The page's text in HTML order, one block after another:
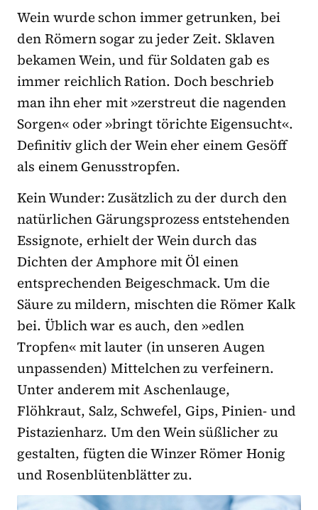
Wein wurde schon immer getrunken, bei
den Römern sogar zu jeder Zeit. Sklaven
bekamen Wein, und für Soldaten gab es
immer reichlich Ration. Doch beschrieb
man ihn eher mit »zerstreut die nagenden
Sorgen« oder »bringt törichte Eigensucht«.
Definitiv glich der Wein eher einem Gesöff
als einem Genusstropfen.
Kein Wunder: Zusätzlich zu der durch den
natürlichen Gärungsprozess entstehenden
Essignote, erhielt der Wein durch das
Dichten der Amphore mit Öl einen
entsprechenden Beigeschmack. Um die
Säure zu mildern, mischten die Römer Kalk
bei. Üblich war es auch, den »edlen
Tropfen« mit lauter (in unseren Augen
unpassenden) Mittelchen zu verfeinern.
Unter anderem mit Aschenlauge,
Flöhkraut, Salz, Schwefel, Gips, Pinien- und
Pistazienharz. Um den Wein süßlicher zu
gestalten, fügten die Winzer Römer Honig
und Rosenblütenblätter zu.